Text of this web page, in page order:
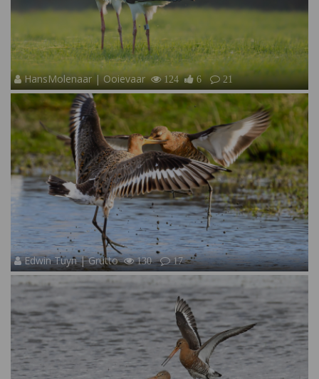
HansMolenaar | Ooievaar 124 6 21
Edwin Tuyn | Grutto 130 17